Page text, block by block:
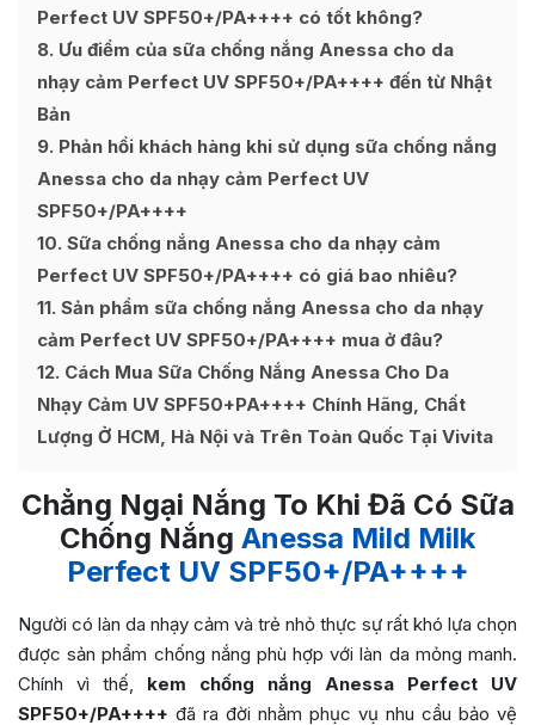
Perfect UV SPF50+/PA++++ có tốt không?
8 Ưu điểm của sữa chống nắng Anessa cho da
nhạy cảm Perfect UV SPF50+/PA++++ đến từ Nhật
Bản
9 Phản hồi khách hàng khi sử dụng sữa chống nắng
Anessa cho da nhạy cảm Perfect UV
SPF50+/PA++++
10 Sữa chống nắng Anessa cho da nhạy cảm
Perfect UV SPF50+/PA++++ có giá bao nhiêu?
11 Sản phẩm sữa chống nắng Anessa cho da nhạy
cảm Perfect UV SPF50+/PA++++ mua ở đâu?
12 Cách Mua Sữa Chống Nắng Anessa Cho Da
Nhạy Cảm UV SPF50+PA++++ Chính Hãng, Chất
Lượng Ở HCM, Hà Nội và Trên Toàn Quốc Tại Vivita
Chẳng Ngại Nắng To Khi Đã Có Sữa
Chống Nắng Anessa Mild Milk
Perfect UV SPF50+/PA++++
Người có làn da nhạy cảm và trẻ nhỏ thực sự rất khó lựa chọn
được sản phẩm chống nắng phù hợp với làn da mỏng manh.
Chính vì thế, kem chống nắng
Anessa Perfect UV
SPF50+/PA++++ đã ra đời nhằm phục vụ nhu cầu bảo vệ